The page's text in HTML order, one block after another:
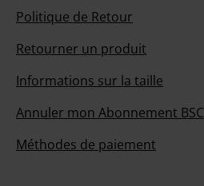
Politique de Retour
Retourner un produit
Informations sur la taille
Annuler mon Abonnement BSC
Méthodes de paiement